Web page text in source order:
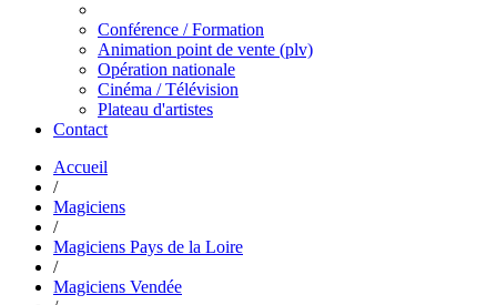
Conférence / Formation
Animation point de vente (plv)
Opération nationale
Cinéma / Télévision
Plateau d'artistes
Contact
Accueil
/
Magiciens
/
Magiciens Pays de la Loire
/
Magiciens Vendée